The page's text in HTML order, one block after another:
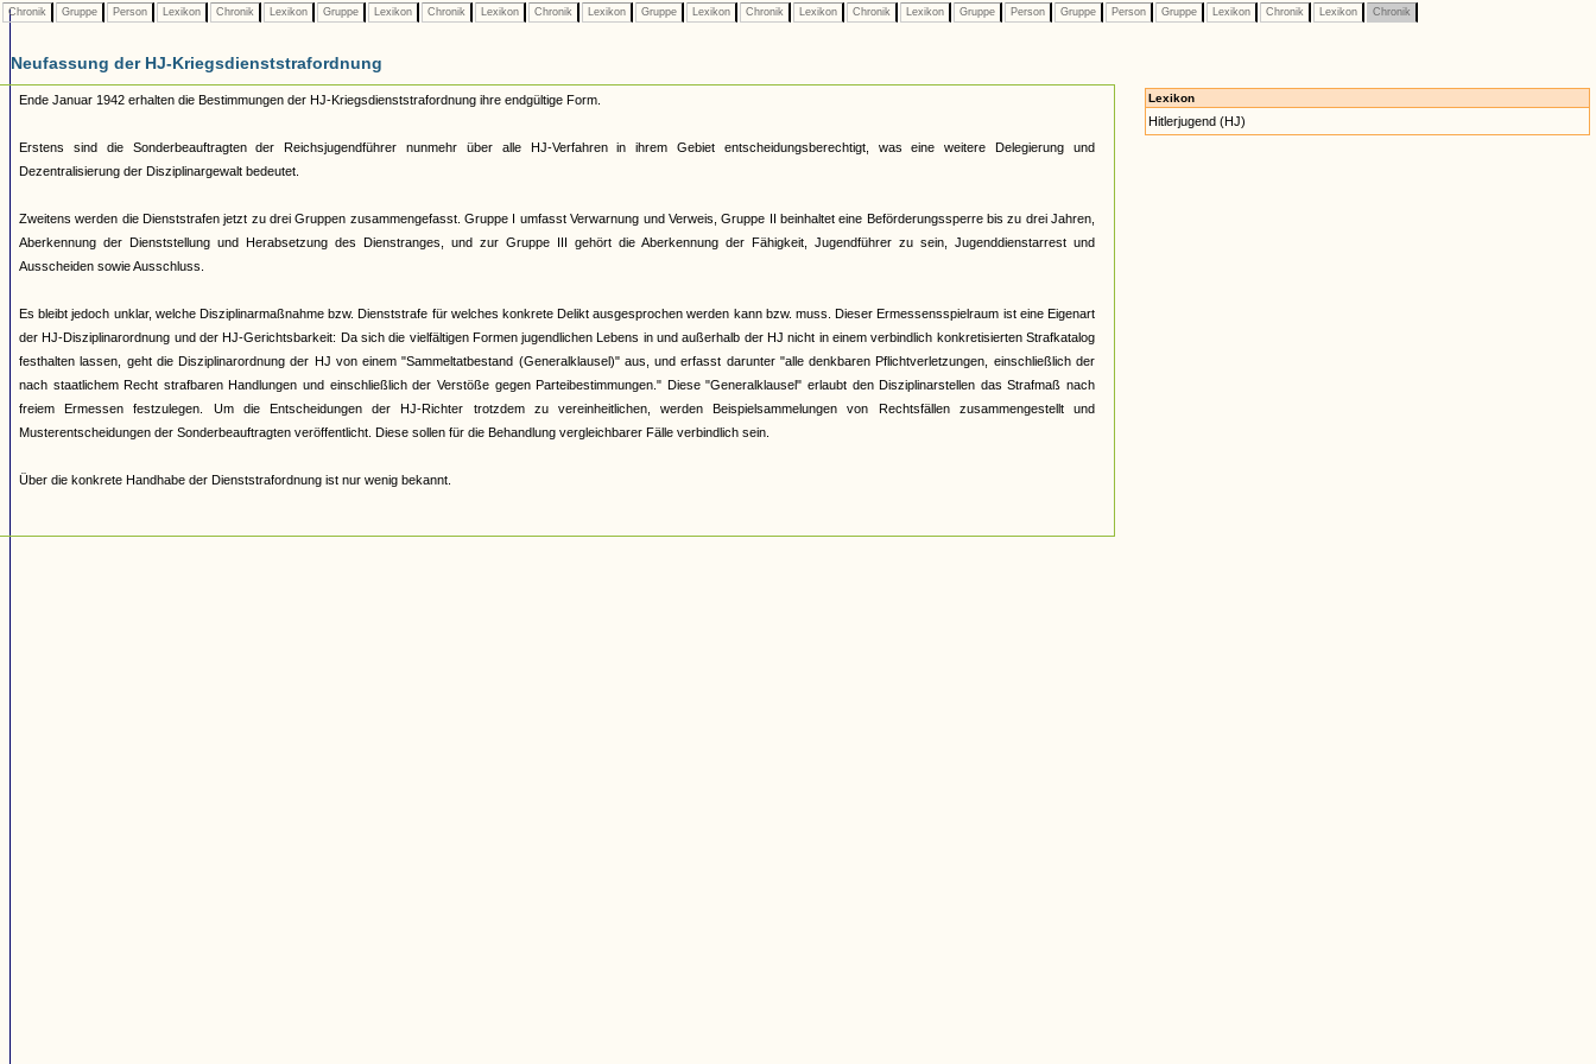
Chronik Gruppe Person Lexikon Chronik Lexikon Gruppe Lexikon Chronik Lexikon Chronik Lexikon Gruppe Lexikon Chronik Lexikon Chronik Lexikon Gruppe Person Gruppe Person Gruppe Lexikon Chronik Lexikon Chronik
Neufassung der HJ-Kriegsdienststrafordnung
Ende Januar 1942 erhalten die Bestimmungen der HJ-Kriegsdienststrafordnung ihre endgültige Form.
Erstens sind die Sonderbeauftragten der Reichsjugendführer nunmehr über alle HJ-Verfahren in ihrem Gebiet entscheidungsberechtigt, was eine weitere Delegierung und
Dezentralisierung der Disziplinargewalt bedeutet.
Zweitens werden die Dienststrafen jetzt zu drei Gruppen zusammengefasst. Gruppe I umfasst Verwarnung und Verweis, Gruppe II beinhaltet eine Beförderungssperre bis zu drei Jahren,
Aberkennung der Dienststellung und Herabsetzung des Dienstranges, und zur Gruppe III gehört die Aberkennung der Fähigkeit, Jugendführer zu sein, Jugenddienstarrest und
Ausscheiden sowie Ausschluss.
Es bleibt jedoch unklar, welche Disziplinarmaßnahme bzw. Dienststrafe für welches konkrete Delikt ausgesprochen werden kann bzw. muss. Dieser Ermessensspielraum ist eine Eigenart
der HJ-Disziplinarordnung und der HJ-Gerichtsbarkeit: Da sich die vielfältigen Formen jugendlichen Lebens in und außerhalb der HJ nicht in einem verbindlich konkretisierten Strafkatalog
festhalten lassen, geht die Disziplinarordnung der HJ von einem "Sammeltatbestand (Generalklausel)" aus, und erfasst darunter "alle denkbaren Pflichtverletzungen, einschließlich der
nach staatlichem Recht strafbaren Handlungen und einschließlich der Verstöße gegen Parteibestimmungen." Diese "Generalklausel" erlaubt den Disziplinarstellen das Strafmaß nach
freiem Ermessen festzulegen. Um die Entscheidungen der HJ-Richter trotzdem zu vereinheitlichen, werden Beispielsammelungen von Rechtsfällen zusammengestellt und
Musterentscheidungen der Sonderbeauftragten veröffentlicht. Diese sollen für die Behandlung vergleichbarer Fälle verbindlich sein.
Über die konkrete Handhabe der Dienststrafordnung ist nur wenig bekannt.
Lexikon
Hitlerjugend (HJ)